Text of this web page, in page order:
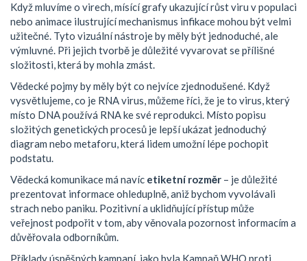
Když mluvíme o virech, mísící grafy ukazující růst viru v populaci
nebo animace ilustrující mechanismus infikace mohou být velmi
užitečné. Tyto vizuální nástroje by měly být jednoduché, ale
výmluvné. Při jejich tvorbě je důležité vyvarovat se přílišné
složitosti, která by mohla zmást.
Vědecké pojmy by měly být co nejvíce zjednodušené. Když
vysvětlujeme, co je RNA virus, můžeme říci, že je to virus, který
místo DNA používá RNA ke své reprodukci. Místo popisu
složitých genetických procesů je lepší ukázat jednoduchý
diagram nebo metaforu, která lidem umožní lépe pochopit
podstatu.
Vědecká komunikace má navíc etiketní rozměr – je důležité
prezentovat informace ohleduplně, aniž bychom vyvolávali
strach nebo paniku. Pozitivní a uklidňující přístup může
veřejnost podpořit v tom, aby věnovala pozornost informacím a
důvěřovala odborníkům.
Příklady úspěšných kampaní, jako byla Kampaň WHO proti